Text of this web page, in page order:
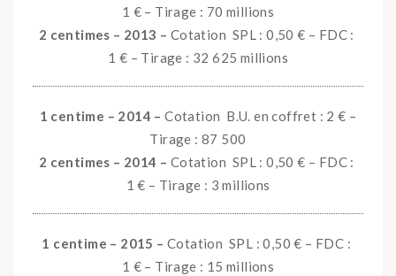
1 € – Tirage : 70 millions
2 centimes – 2013 – Cotation SPL : 0,50 € – FDC :
1 € – Tirage : 32 625 millions
1 centime – 2014 –Cotation B.U. en coffret : 2 € –
Tirage : 87 500
2 centimes – 2014 – Cotation SPL : 0,50 € – FDC :
1 € – Tirage : 3 millions
1 centime – 2015 –Cotation SPL : 0,50 € – FDC :
1 € – Tirage : 15 millions